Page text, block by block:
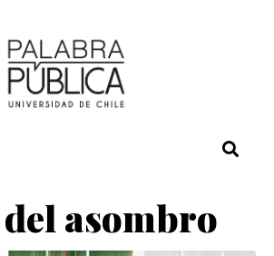
asombro